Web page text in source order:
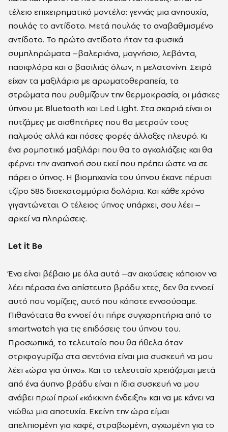
τέλειο επιχειρηματικό μοντέλο: γεννάς μια ανησυχία,
πουλάς το αντίδοτο. Μετά πουλάς το αναβαθμισμένο
αντίδοτο. Το πρώτο αντίδοτο ήταν τα φυσικά
συμπληρώματα –βαλεριάνα, μαγνήσιο, λεβάντα,
πασιφλόρα και ο βασιλιάς όλων, η μελατονίνη. Σειρά
είχαν τα μαξιλάρια με αρωματοθεραπεία, τα
στρώματα που ρυθμίζουν την θερμοκρασία, οι μάσκες
ύπνου με Bluetooth και Led Light. Στα σκαριά είναι οι
πυτζάμες με αισθητήρες που θα μετρούν τους
παλμούς αλλά και πόσες φορές άλλαξες πλευρό. Κι
ένα ρομποτικό μαξιλάρι που θα το αγκαλιάζεις και θα
φέρνει την αναπνοή σου εκεί που πρέπει ώστε να σε
πάρει ο ύπνος. Η βιομηχανία του ύπνου έκανε πέρυσι
τζίρο 585 δισεκατομμύρια δολάρια. Και κάθε χρόνο
γιγαντώνεται. Ο τέλειος ύπνος υπάρχει, σου λέει –
αρκεί να πληρώσεις.
Let it Be
Ένα είναι βέβαιο με όλα αυτά –αν ακούσεις κάποιον να
λέει πέρασα ένα απίστευτο βράδυ χτες, δεν θα εννοεί
αυτό που νομίζεις, αυτό που κάποτε εννοούσαμε.
Πιθανότατα θα εννοεί ότι πήρε συγχαρητήρια από το
smartwatch για τις επιδόσεις του ύπνου του.
Προσωπικά, το τελευταίο που θα ήθελα όταν
στριφογυρίζω στα σεντόνια είναι μια συσκευή να μου
λέει «ώρα για ύπνο». Και το τελευταίο χρειάζομαι μετά
από ένα άυπνο βράδυ είναι η ίδια συσκευή να μου
ανάβει πρωί πρωί «κόκκινη ένδειξη» και να με κάνει να
νιώθω μια αποτυχία. Εκείνη την ώρα είμαι
απελπισμένη για καφέ, στραβωμένη, αγχωμένη για το